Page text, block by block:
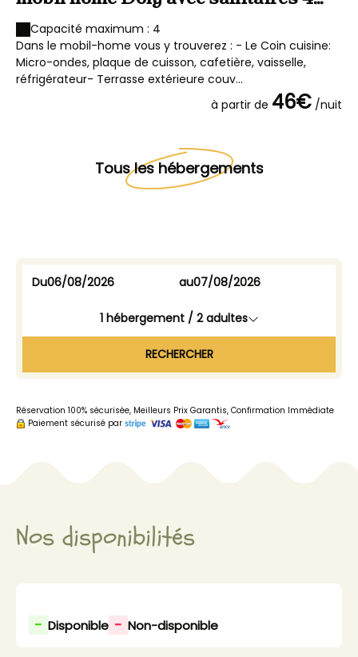
personnes
Capacité maximum : 4
Dans le mobil-home vous y trouverez : - Le Coin cuisine:
Micro-ondes, plaque de cuisson, cafetière, vaisselle,
réfrigérateur- Terrasse extérieure couv...
à partir de 46€ /nuit
Tous les hébergements
Du au
1 hébergement / 2adultes
RECHERCHER
Réservation 100% sécurisée, Meilleurs Prix Garantis, Confirmation Immédiate
Paiement sécurisé par
Nos disponibilités
- Disponible - Non-disponible